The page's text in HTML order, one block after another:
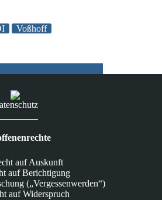
Voßhoff
auf Auskunft
auf Berichtigung
(„Vergessenwerden“)
auf Widerspruch